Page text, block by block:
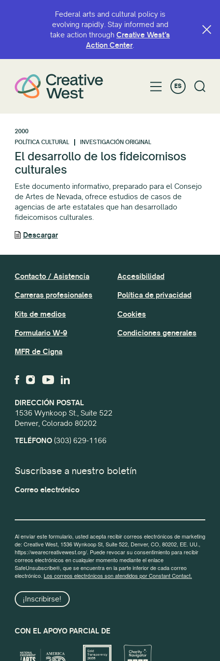
Federal arts and cultural policy is
evolving rapidly. Stay informed and
take action through Creative West’s
Action Center.
ES
2000
POLÍTICA CULTURAL
INVESTIGACIÓN ORIGINAL
El desarrollo de los fideicomisos
culturales
Este documento informativo, preparado para el Consejo
de Artes de Nevada, ofrece estudios de casos de
agencias de arte estatales que han desarrollado
fideicomisos culturales.
Descargar
DIRECCIÓN POSTAL
1536 Wynkoop St., Suite 522
Denver, Colorado 80202
TELÉFONO (303) 629-1166
Contacto / Asistencia
Carreras profesionales
Kits de medios
Formulario W-9
MFR de Cigna
Accesibilidad
Política de privacidad
Cookies
Condiciones generales
Suscríbase a nuestro boletín
Correo electrónico
Al enviar este formulario, usted acepta recibir correos electrónicos de marketing
de: Creative West, 1536 Wynkoop St, Suite 522, Denver, CO, 80202, EE. UU.,
https://wearecreativewest.org/. Puede revocar su consentimiento para recibir
correos electrónicos en cualquier momento mediante el enlace
SafeUnsubscribe®, que se encuentra en la parte inferior de cada correo
electrónico. Los correos electrónicos son atendidos por Constant Contact.
¡Inscribirse!
CON EL APOYO PARCIAL DE